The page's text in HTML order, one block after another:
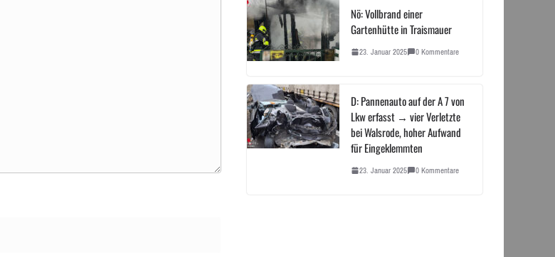
Nö: Vollbrand einer
Gartenhütte in Traismauer
23. Januar 2025 0 Kommentare
D: Pannenauto auf der A 7 von
Lkw erfasst → vier Verletzte
bei Walsrode, hoher Aufwand
für Eingeklemmten
23. Januar 2025 0 Kommentare